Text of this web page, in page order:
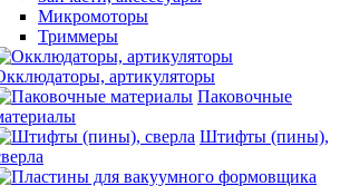
Микромоторы
Триммеры
артикуляторы
Паковочные
Штифты (пины),